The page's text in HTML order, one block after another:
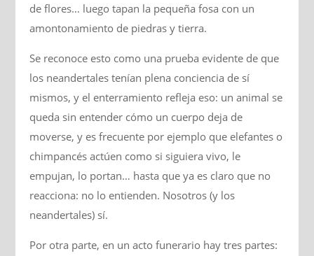
de flores… luego tapan la pequeña fosa con un
amontonamiento de piedras y tierra.
Se reconoce esto como una prueba evidente de que
los neandertales tenían plena conciencia de sí
mismos, y el enterramiento refleja eso: un animal se
queda sin entender cómo un cuerpo deja de
moverse, y es frecuente por ejemplo que elefantes o
chimpancés actúen como si siguiera vivo, le
empujan, lo portan… hasta que ya es claro que no
reacciona: no lo entienden. Nosotros (y los
neandertales) sí.
Por otra parte, en un acto funerario hay tres partes: